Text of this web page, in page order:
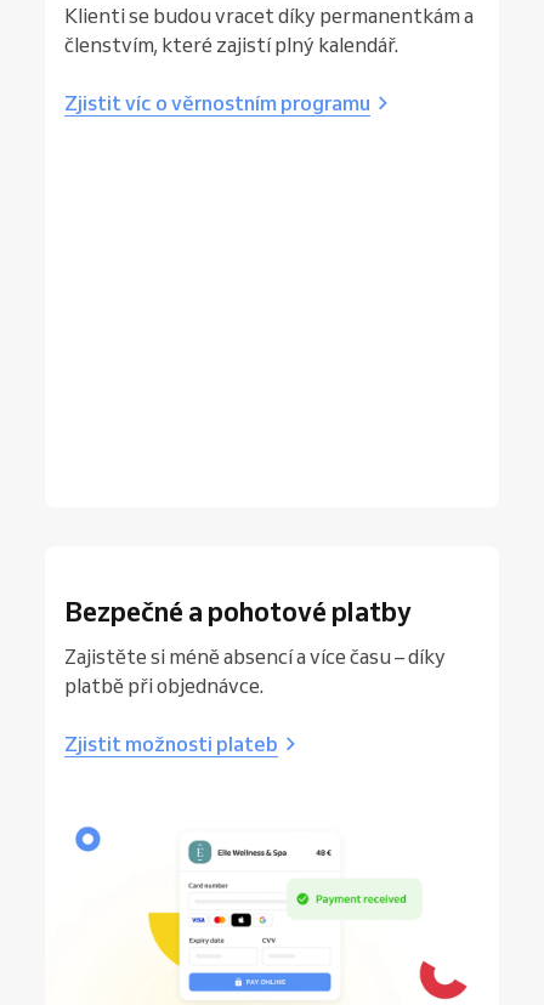
Klienti se budou vracet díky permanentkám a
členstvím, které zajistí plný kalendář.
Zjistit víc o věrnostním programu
Bezpečné a pohotové platby
Zajistěte si méně absencí a více času – díky
platbě při objednávce.
Zjistit možnosti plateb